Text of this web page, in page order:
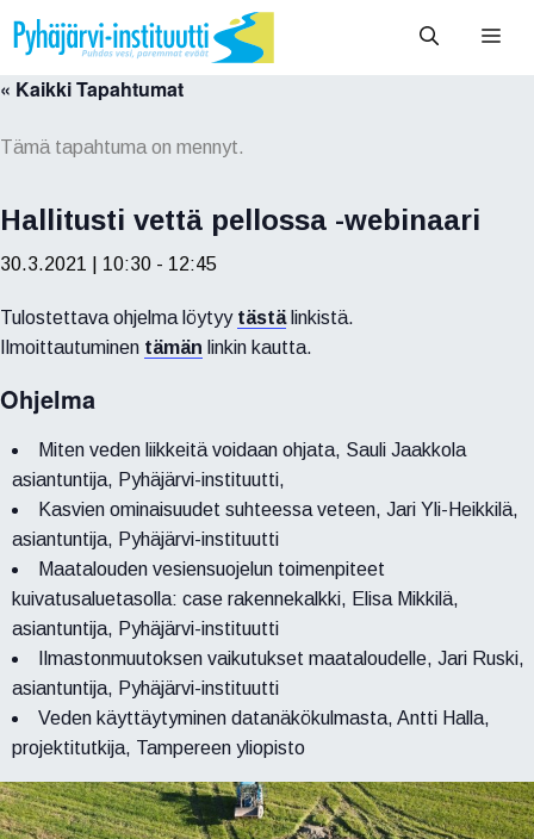
sisältöön
« Kaikki Tapahtumat
Tämä tapahtuma on mennyt.
Hallitusti vettä pellossa -webinaari
30.3.2021 | 10:30 - 12:45
Tulostettava ohjelma löytyy tästälinkistä.
Ilmoittautuminen tämän linkin kautta.
Ohjelma
Miten veden liikkeitä voidaan ohjata, Sauli Jaakkola
asiantuntija, Pyhäjärvi-instituutti,
Kasvien ominaisuudet suhteessa veteen, Jari Yli-Heikkilä,
asiantuntija, Pyhäjärvi-instituutti
Maatalouden vesiensuojelun toimenpiteet
kuivatusaluetasolla: case rakennekalkki, Elisa Mikkilä,
asiantuntija, Pyhäjärvi-instituutti
Ilmastonmuutoksen vaikutukset maataloudelle, Jari Ruski,
asiantuntija, Pyhäjärvi-instituutti
Veden käyttäytyminen datanäkökulmasta, Antti Halla,
projektitutkija, Tampereen yliopisto